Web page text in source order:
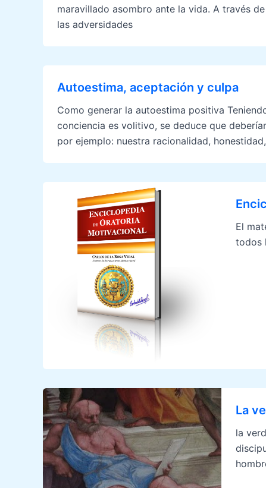
maravillado asombro ante la vida. A través
las adversidades
Autoestima, aceptación y culpa
Como generar la autoestima positiva
conciencia es volitivo, se deduce que
por ejemplo: nuestra racionalidad,
El
todos
La
la